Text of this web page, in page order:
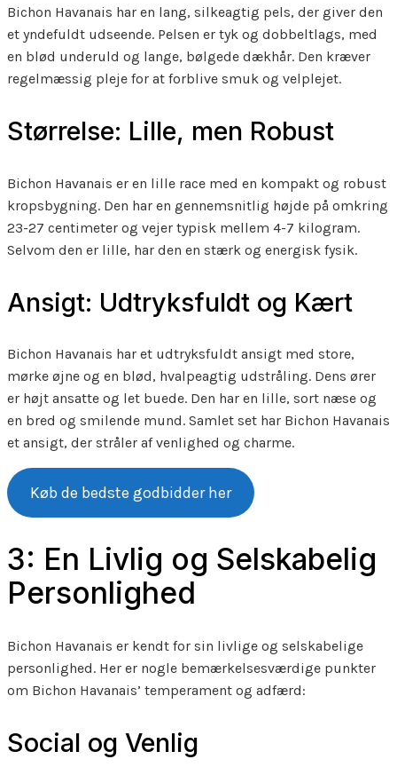
Bichon Havanais har en lang, silkeagtig pels, der giver den
et yndefuldt udseende. Pelsen er tyk og dobbeltlags, med
en blød underuld og lange, bølgede dækhår. Den kræver
regelmæssig pleje for at forblive smuk og velplejet.
Størrelse: Lille, men Robust
Bichon Havanais er en lille race med en kompakt og robust
kropsbygning. Den har en gennemsnitlig højde på omkring
23-27 centimeter og vejer typisk mellem 4-7 kilogram.
Selvom den er lille, har den en stærk og energisk fysik.
Ansigt: Udtryksfuldt og Kært
Bichon Havanais har et udtryksfuldt ansigt med store,
mørke øjne og en blød, hvalpeagtig udstråling. Dens ører
er højt ansatte og let buede. Den har en lille, sort næse og
en bred og smilende mund. Samlet set har Bichon Havanais
et ansigt, der stråler af venlighed og charme.
Køb de bedste godbidder her
3: En Livlig og Selskabelig
Personlighed
Bichon Havanais er kendt for sin livlige og selskabelige
personlighed. Her er nogle bemærkelsesværdige punkter
om Bichon Havanais’ temperament og adfærd:
Social og Venlig